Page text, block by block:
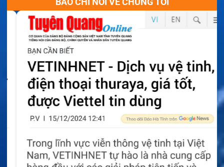
kênh DMR. Cấu hình này giúp tăng khả năng tổ chức
liên lạc. Hệ thống không nhất thiết phải dùng bộ lặp
cho mọi khu vực.
Ưu điểm nổi bật của bộ đàm Entel DT885U
Bộ đàm Entel DT885U kết hợp DMR và analog trong
cùng thiết bị. Doanh nghiệp có thể chuyển đổi hệ
thống mà không cần thay toàn bộ bộ đàm.
Máy hỗ trợ 99 kênh và 8 vùng. Cấu hình này phù hợp
dễ phân chia kênh theo nhiệm vụ.
Màn hình OLED hiển thị chữ trắng trên nền đen. Nội